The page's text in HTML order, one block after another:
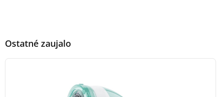
Ostatné zaujalo